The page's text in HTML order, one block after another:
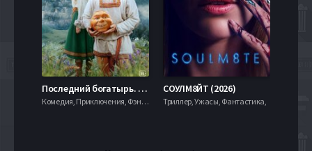
Последний богатырь. Колобок (2026)
Комедия, Приключения, Фэнтези,
СОУЛМ8ЙТ (2026)
Триллер, Ужасы, Фантастика,